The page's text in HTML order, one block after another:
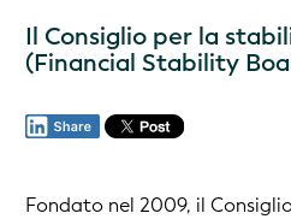
Il Consiglio per la
(Financial Stability
Fondato nel 2009, il